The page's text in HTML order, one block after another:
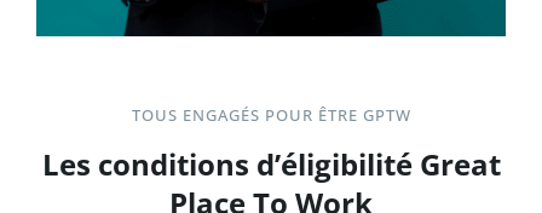
TOUS ENGAGÉS POUR ÊTRE GPTW
Les conditions d’éligibilité Great
Place To Work